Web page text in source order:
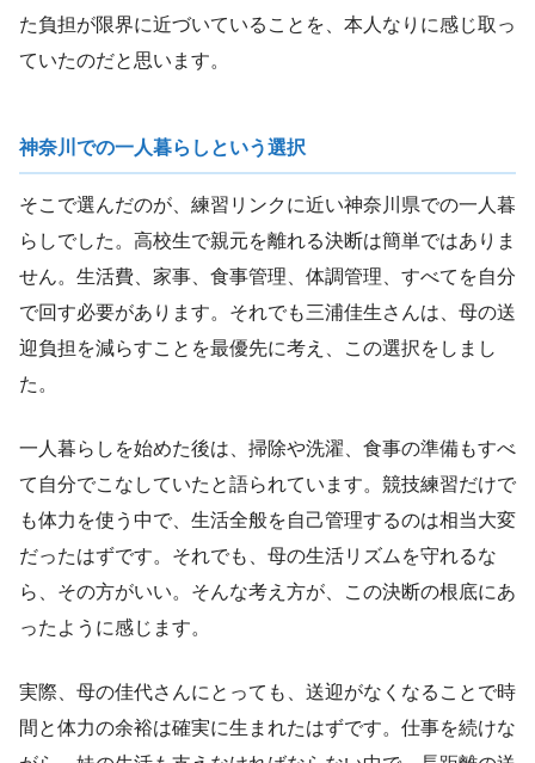
た負担が限界に近づいていることを、本人なりに感じ取っ
ていたのだと思います。
神奈川での一人暮らしという選択
そこで選んだのが、練習リンクに近い神奈川県での一人暮
らしでした。高校生で親元を離れる決断は簡単ではありま
せん。生活費、家事、食事管理、体調管理、すべてを自分
で回す必要があります。それでも三浦佳生さんは、母の送
迎負担を減らすことを最優先に考え、この選択をしまし
た。
一人暮らしを始めた後は、掃除や洗濯、食事の準備もすべ
て自分でこなしていたと語られています。競技練習だけで
も体力を使う中で、生活全般を自己管理するのは相当大変
だったはずです。それでも、母の生活リズムを守れるな
ら、その方がいい。そんな考え方が、この決断の根底にあ
ったように感じます。
実際、母の佳代さんにとっても、送迎がなくなることで時
間と体力の余裕は確実に生まれたはずです。仕事を続けな